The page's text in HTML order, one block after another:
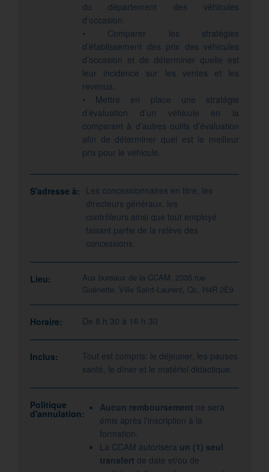
du département des véhicules
d’occasion.
• Comparer les stratégies
d’établissement des prix des véhicules
d’occasion et de déterminer quelle est
leur incidence sur les ventes et les
revenus.
• Mettre en place une stratégie
d’évaluation d’un véhicule en la
comparant à d’autres outils d’évaluation
afin de déterminer quel est le meilleur
prix pour le véhicule.
S'adresse à:
Les concessionnaires en titre, les
directeurs généraux, les
contrôleurs ainsi que tout employé
faisant partie de la relève des
concessions.
Lieu:
Aux bureaux de la CCAM, 2335 rue
Guénette, Ville Saint-Laurent, Qc, H4R 2E9
Horaire: De 8 h 30 à 16 h 30
Inclus:
Tout est compris: le déjeuner, les pauses
santé, le dîner et le matériel didactique.
Politique
d'annulation:
Aucun remboursement ne sera
émis après l’inscription à la
formation.
La CCAM autorisera un (1) seul
transfert de date et/ou de